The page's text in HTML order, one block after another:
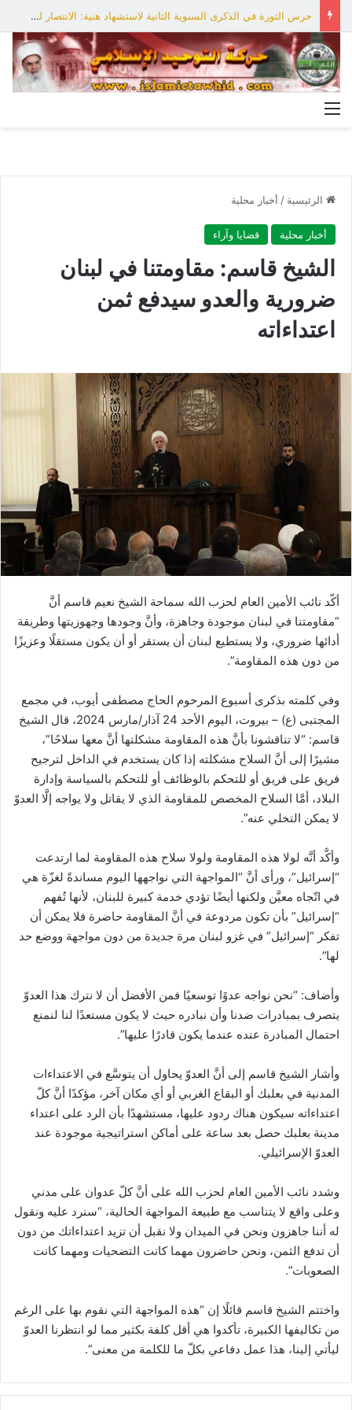
حرس الثورة في الذكرى السنوية الثانية لاستشهاد هنية: الانتصار لفلسطين أقرب
الرئيسية / أخبار محلية
أخبار محلية قضايا وآراء
الشيخ قاسم: مقاومتنا في لبنان
ضرورية والعدو سيدفع ثمن
اعتداءاته
أكّد نائب الأمين العام لحزب الله سماحة الشيخ نعيم قاسم أنَّ
“مقاومتنا في لبنان موجودة وجاهزة، وأنَّ وجودها وجهوزيتها وطريقة
أدائها ضروري، ولا يستطيع لبنان أن يستقر أو أن يكون مستقلًا وعزيزًا
من دون هذه المقاومة”.
وفي كلمته بذكرى أسبوع المرحوم الحاج مصطفى أيوب، في مجمع
المجتبى (ع) – بيروت، اليوم الأحد 24 آذار/مارس 2024، قال الشيخ
قاسم: “لا تناقشونا بأنَّ هذه المقاومة مشكلتها أنَّ معها سلاحًا”،
مشيرًا إلى أنَّ السلاح مشكلته إذا كان يستخدم في الداخل لترجيح
فريق على فريق أو للتحكم بالوظائف أو للتحكم بالسياسة وإدارة
البلاد، أمَّا السلاح المخصص للمقاومة الذي لا يقاتل ولا يواجه إلَّا العدوّ
لا يمكن التخلي عنه”.
وأكَّد أنَّه لولا هذه المقاومة ولولا سلاح هذه المقاومة لما ارتدعت
“إسرائيل”، ورأى أنَّ “المواجهة التي نواجهها اليوم مساندةً لغزّة هي
في اتّجاه معيَّن ولكنها أيضًا تؤدي خدمة كبيرة للبنان، لأنها تُفهم
“إسرائيل” بأن تكون مردوعة في أنَّ المقاومة حاضرة فلا يمكن أن
تفكر “إسرائيل” في غزو لبنان مرة جديدة من دون مواجهة ووضع حد
لها”.
وأضاف: “نحن نواجه عدوًا توسعيًا فمن الأفضل أن لا نترك هذا العدوّ
يتصرف بمبادرات ضدنا وأن نبادره حيث لا يكون مستعدًا لنا لنمنع
احتمال المبادرة عنده عندما يكون قادرًا عليها”.
وأشار الشيخ قاسم إلى أنَّ العدوّ يحاول أن يتوسَّع في الاعتداءات
المدنية في بعلبك أو البقاع الغربي أو أي مكان آخر، مؤكدًا أنَّ كلّ
اعتداءاته سيكون هناك ردود عليها، مستشهدًا بأن الرد على اعتداء
مدينة بعلبك حصل بعد ساعة على أماكن استراتيجية موجودة عند
العدوّ الإسرائيلي.
وشدد نائب الأمين العام لحزب الله على أنَّ كلّ عدوان على مدني
وعلى واقع لا يتناسب مع طبيعة المواجهة الحالية، “سنرد عليه ونقول
له أننا جاهزون ونحن في الميدان ولا نقبل أن تزيد اعتداءاتك من دون
أن تدفع الثمن، ونحن حاضرون مهما كانت التضحيات ومهما كانت
الصعوبات”.
واختتم الشيخ قاسم قائلًا إن “هذه المواجهة التي نقوم بها على الرغم
من تكاليفها الكبيرة، تأكدوا هي أقل كلفة بكثير مما لو انتظرنا العدوّ
ليأتي إلينا، هذا عمل دفاعي بكلّ ما للكلمة من معنى”.